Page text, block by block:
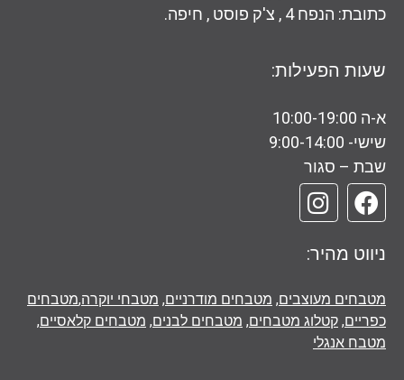
כתובת: הנפח 4 , צ'ק פוסט , חיפה.
שעות הפעילות:
א-ה 10:00-19:00
שישי- 9:00-14:00
שבת – סגור
ניווט מהיר:
מטבחים מעוצבים, מטבחים מודרניים, מטבחי יוקרה,מטבחים
כפריים, קטלוג מטבחים, מטבחים לבנים, מטבחים קלאסיים,
מטבח אנגלי